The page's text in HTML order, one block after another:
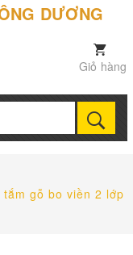
DƯƠNG
Giỏ hàng
tắm gỗ bo viền 2 lớp